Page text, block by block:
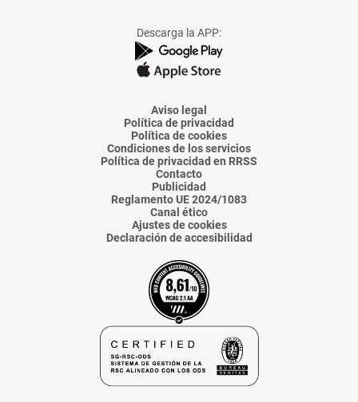
de
La
Voz
Almería
de
La
Voz
Almería
de
La
Voz
Almería
de
La
Voz
Almería
de
La
Voz
Descarga la APP:
Aviso legal
Política de privacidad
Política de cookies
Condiciones de los servicios
Política de privacidad en RRSS
Contacto
Publicidad
Reglamento UE 2024/1083
Canal ético
Ajustes de cookies
Declaración de accesibilidad